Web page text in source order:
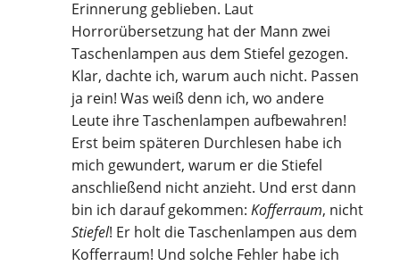
Erinnerung geblieben. Laut
Horrorübersetzung hat der Mann zwei
Taschenlampen aus dem Stiefel gezogen.
Klar, dachte ich, warum auch nicht. Passen
ja rein! Was weiß denn ich, wo andere
Leute ihre Taschenlampen aufbewahren!
Erst beim späteren Durchlesen habe ich
mich gewundert, warum er die Stiefel
anschließend nicht anzieht. Und erst dann
bin ich darauf gekommen: Kofferraum, nicht
Stiefel! Er holt die Taschenlampen aus dem
Kofferraum! Und solche Fehler habe ich